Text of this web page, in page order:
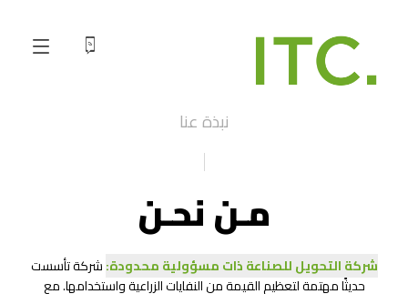
نبذة عنا
مـن نحـن
شركة التحويل للصناعة ذات مسؤولية محدودة:شركة تأسست
حديثًا مهتمة لتعظيم القيمة من النفايات الزراعية واستخدامها. مع